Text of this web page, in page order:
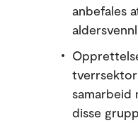
anbefales
samarbeid
disse